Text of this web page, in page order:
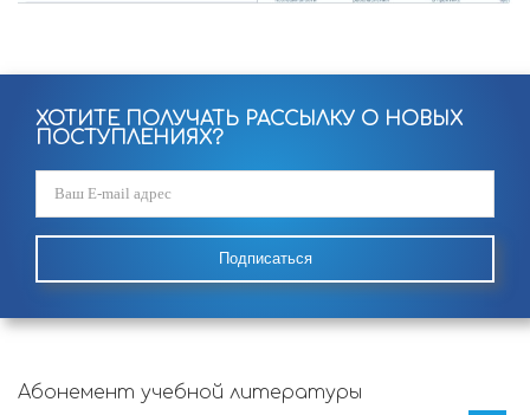
ХОТИТЕ ПОЛУЧАТЬ РАССЫЛКУ О НОВЫХ
ПОСТУПЛЕНИЯХ?
Подписаться
Абонемент учебной литературы